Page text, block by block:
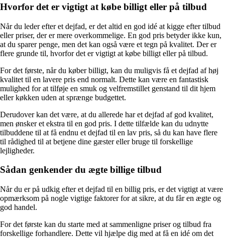
Hvorfor det er vigtigt at købe billigt eller på tilbud
Når du leder efter et dejfad, er det altid en god idé at kigge efter tilbud
eller priser, der er mere overkommelige. En god pris betyder ikke kun,
at du sparer penge, men det kan også være et tegn på kvalitet. Der er
flere grunde til, hvorfor det er vigtigt at købe billigt eller på tilbud.
For det første, når du køber billigt, kan du muligvis få et dejfad af høj
kvalitet til en lavere pris end normalt. Dette kan være en fantastisk
mulighed for at tilføje en smuk og velfremstillet genstand til dit hjem
eller køkken uden at sprænge budgettet.
Derudover kan det være, at du allerede har et dejfad af god kvalitet,
men ønsker et ekstra til en god pris. I dette tilfælde kan du udnytte
tilbuddene til at få endnu et dejfad til en lav pris, så du kan have flere
til rådighed til at betjene dine gæster eller bruge til forskellige
lejligheder.
Sådan genkender du ægte billige tilbud
Når du er på udkig efter et dejfad til en billig pris, er det vigtigt at være
opmærksom på nogle vigtige faktorer for at sikre, at du får en ægte og
god handel.
For det første kan du starte med at sammenligne priser og tilbud fra
forskellige forhandlere. Dette vil hjælpe dig med at få en idé om det